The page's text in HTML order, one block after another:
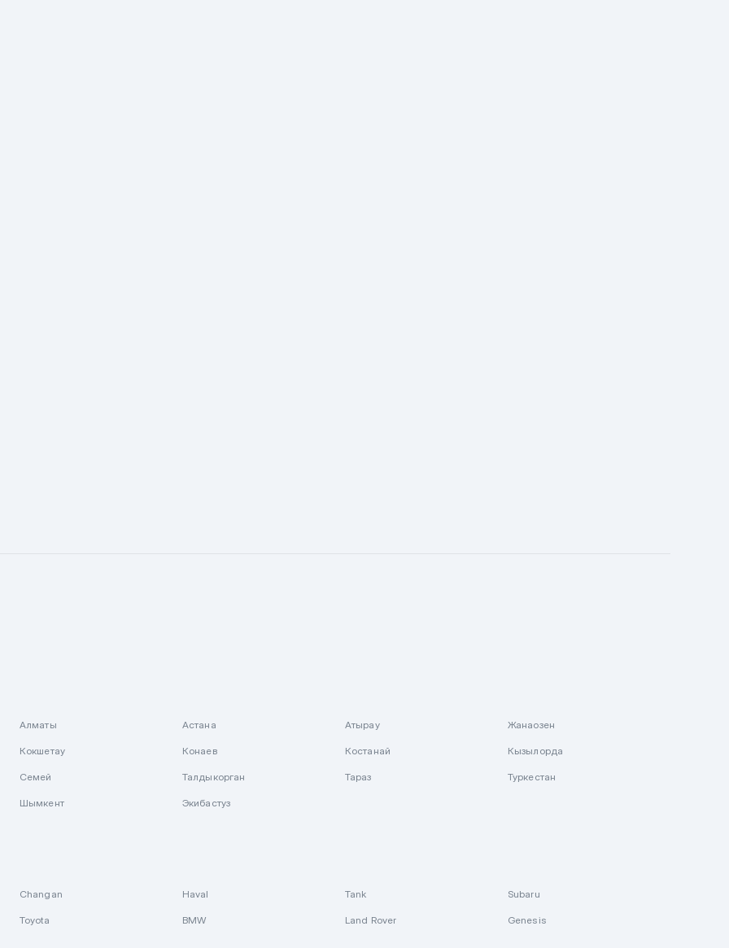
Алматы Астана Атырау Жанаозен
Кокшетау Конаев Костанай Кызылорда
Семей Талдыкорган Тараз Туркестан
Шымкент Экибастуз
Changan Haval Tank Subaru
Toyota BMW Land Rover Genesis